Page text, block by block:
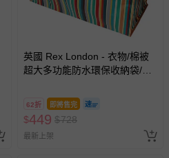
英國 Rex London - 衣物/棉被
超大多功能防水環保收納袋/萬
62折 即將售完
$449 $728
最新上架